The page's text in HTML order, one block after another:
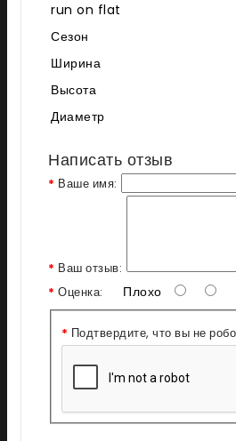
run on flat
Сезон
Ширина
Высота
Диаметр
Написать отзыв
Ваше имя:
Ваш отзыв:
Оценка:
Плохо
Подтвердите, что вы не